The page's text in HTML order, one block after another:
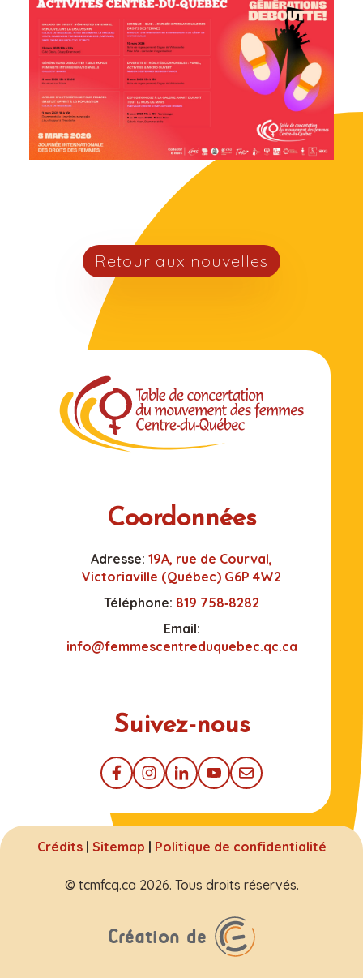
Retour aux nouvelles
Coordonnées
Adresse: 19A, rue de Courval,
Victoriaville (Québec) G6P 4W2
Téléphone: 819 758‑8282
Email:
info@femmescentreduquebec.qc.ca
Suivez-nous
Crédits| Sitemap | Politique de confidentialité
© tcmfcq.ca 2026. Tous droits réservés.
Création de